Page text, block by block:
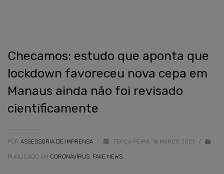
Checamos: estudo que aponta que
lockdown favoreceu nova cepa em
Manaus ainda não foi revisado
cientificamente
POR ASSESSORIA DE IMPRENSA / TERÇA-FEIRA, 16 MARÇO 2021 /
PUBLICADO EM CORONAVÍRUS, FAKE NEWS